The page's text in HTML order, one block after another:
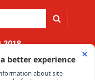
tabidir.